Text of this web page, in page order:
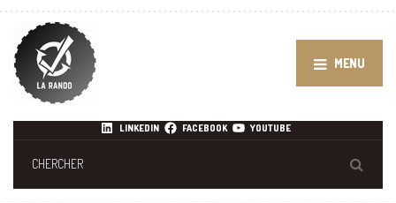
MENU
LINKEDIN FACEBOOK YOUTUBE